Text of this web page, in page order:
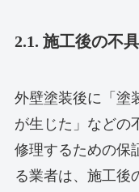
2.1. 施工後の不
外壁塗装後に「塗
が生じた」などの
修理するための保
る業者は、施工後